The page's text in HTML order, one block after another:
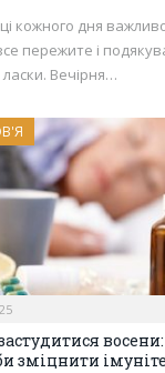
кожного дня
пережите і
Вечірня…
зміцнити